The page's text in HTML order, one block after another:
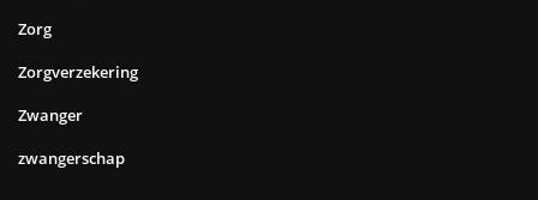
Zorg
Zorgverzekering
Zwanger
zwangerschap